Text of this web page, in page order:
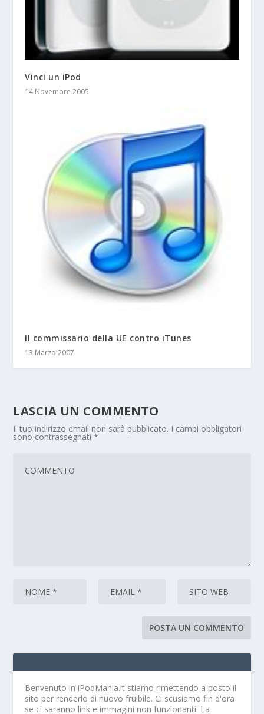
Vinci un iPod
14 Novembre 2005
Il commissario della UE contro iTunes
13 Marzo 2007
LASCIA UN COMMENTO
Il tuo indirizzo email non sarà pubblicato. I campi obbligatori
sono contrassegnati*
Benvenuto in iPodMania.it stiamo rimettendo a posto il
sito per renderlo di nuovo fruibile. Ci scusiamo fin d'ora
se ci saranno link e immagini non funzionanti. La